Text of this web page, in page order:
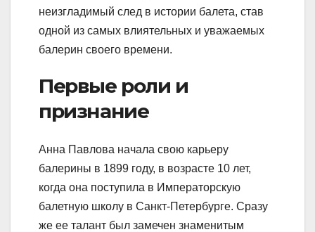
неизгладимый след в истории балета, став
одной из самых влиятельных и уважаемых
балерин своего времени.
Первые роли и
признание
Анна Павлова начала свою карьеру
балерины в 1899 году, в возрасте 10 лет,
когда она поступила в Императорскую
балетную школу в Санкт-Петербурге. Сразу
же ее талант был замечен знаменитым